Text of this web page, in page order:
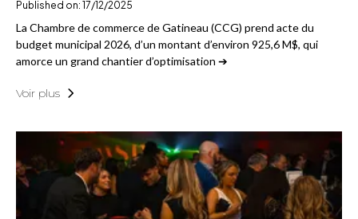
Published on: 17/12/2025
La Chambre de commerce de Gatineau (CCG) prend acte du
budget municipal 2026, d’un montant d’environ 925,6 M$, qui
amorce un grand chantier d’optimisation ➔
Voir plus